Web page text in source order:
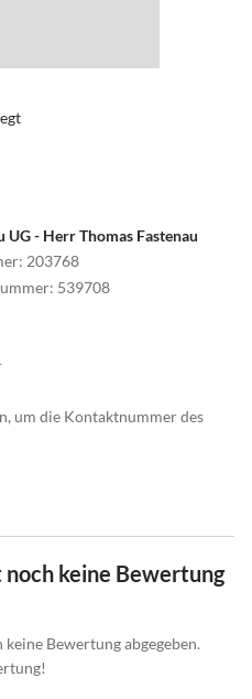
UG - Herr Thomas Fastenau
: 203768
: 539708
um die Kontaktnummer des
keine Bewertung
Bewertung abgegeben.